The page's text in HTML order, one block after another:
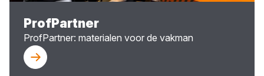
ProfPartner
ProfPartner: materialen voor de vakman